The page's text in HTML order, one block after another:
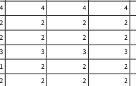
4 4 4 4
2 2 2 2
2 2 2 2
3 3 3 3
1 2 2 2
2 2 2 2